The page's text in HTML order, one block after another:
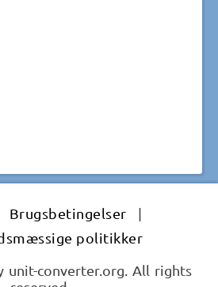
Brugsbetingelser
|
politikker
unit-converter.org. All rights